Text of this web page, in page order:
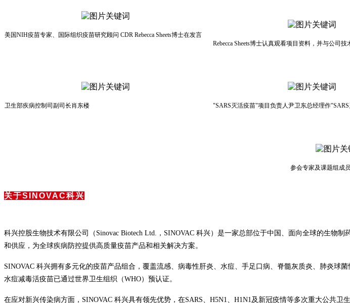
美国NIH疫苗专家、国际组织疫苗研究顾问 CDR Rebecca Sheets博士在发言
Rebecca Sheets博士认真观看项目资料，并与公司技
卫生部疾病控制司副司长肖东楼 "SARS灭活疫苗"项目负责人尹卫东总经理作"SARS
参会专家及课题组成
关于SINOVAC科兴
科兴控股生物技术有限公司（Sinovac Biotech Ltd.，SINOVAC 科兴）是一家总部位于中国、面向全球的生物
和供应，为全球疾病防控提供高质量疫苗产品和相关解决方案。
SINOVAC 科兴拥有多元化的疫苗产品组合，覆盖流感、病毒性肝炎、水痘、手足口病、脊髓灰质炎、肺炎
水痘减毒活疫苗已通过世界卫生组织（WHO）预认证。
在应对新兴传染病方面，SINOVAC 科兴具有领先优势，在SARS、H5N1、H1N1及新冠疫情等多次重大公共